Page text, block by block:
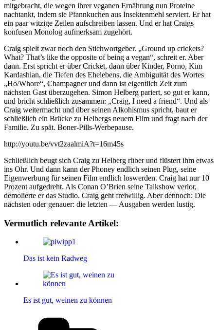
mitgebracht, die wegen ihrer veganen Ernährung nun Proteine
nachtankt, indem sie Pfannkuchen aus Insektenmehl serviert. Er hat
ein paar witzige Zeilen aufschreiben lassen. Und er hat Craigs
konfusen Monolog aufmerksam zugehört.
Craig spielt zwar noch den Stichwortgeber. „Ground up crickets?
What? That’s like the opposite of being a vegan“, schreit er. Aber
dann. Erst spricht er über Cricket, dann über Kinder, Porno, Kim
Kardashian, die Tiefen des Ehelebens, die Ambiguität des Wortes
„Ho/Whore“, Champagner und dann ist eigentlich Zeit zum
nächsten Gast überzugehen. Simon Helberg pariert, so gut er kann,
und bricht schließlich zusammen: „Craig, I need a friend“. Und als
Craig weitermacht und über seinen Alkohismus spricht, baut er
schließlich ein Brücke zu Helbergs neuem Film und fragt nach der
Familie. Zu spät. Boner-Pills-Werbepause.
http://youtu.be/vvt2zaalmiA?t=16m45s
Schließlich beugt sich Craig zu Helberg rüber und flüstert ihm etwas
ins Ohr. Und dann kann der Phoney endlich seinen Plug, seine
Eigenwerbung für seinen Film endlich loswerden. Craig hat nur 10
Prozent aufgedreht. Als Conan O’Brien seine Talkshow verlor,
demolierte er das Studio. Craig geht freiwillig. Aber dennoch: Die
nächsten oder genauer: die letzten — Ausgaben werden lustig.
Vermutlich relevante Artikel:
Das ist kein Radweg
Es ist gut, weinen zu können